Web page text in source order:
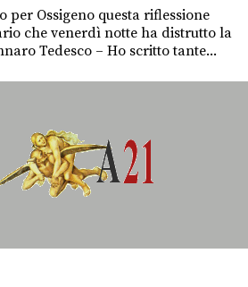
Ossigeno questa riflessione
che venerdì notte ha distrutto la
Tedesco – Ho scritto tante...